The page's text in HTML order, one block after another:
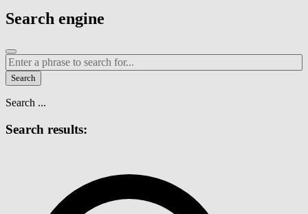
Enter a phrase to search page content. Press Escape to close the
Search engine
Enter a search term
Search
Search ...
Search results: